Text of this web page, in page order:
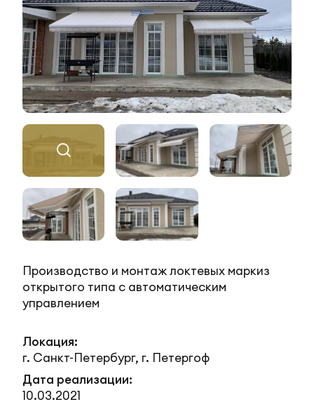
Производство и монтаж локтевых маркиз
открытого типа с автоматическим
управлением
Локация:
г. Санкт-Петербург, г. Петергоф
Дата реализации:
10.03.2021